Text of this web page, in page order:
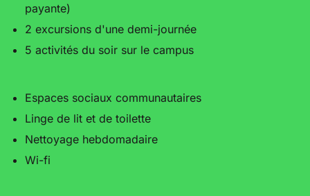
payante)
2 excursions d'une demi-journée
5 activités du soir sur le campus
Espaces sociaux communautaires
Linge de lit et de toilette
Nettoyage hebdomadaire
Wi-fi